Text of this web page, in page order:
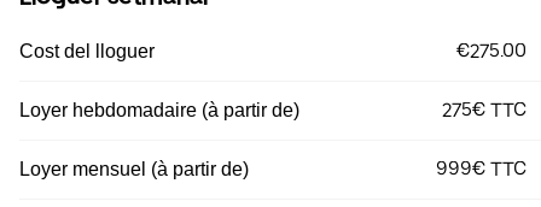
Cost del lloguer €275.00
Loyer hebdomadaire (à partir de) 275€ TTC
Loyer mensuel (à partir de) 999€ TTC